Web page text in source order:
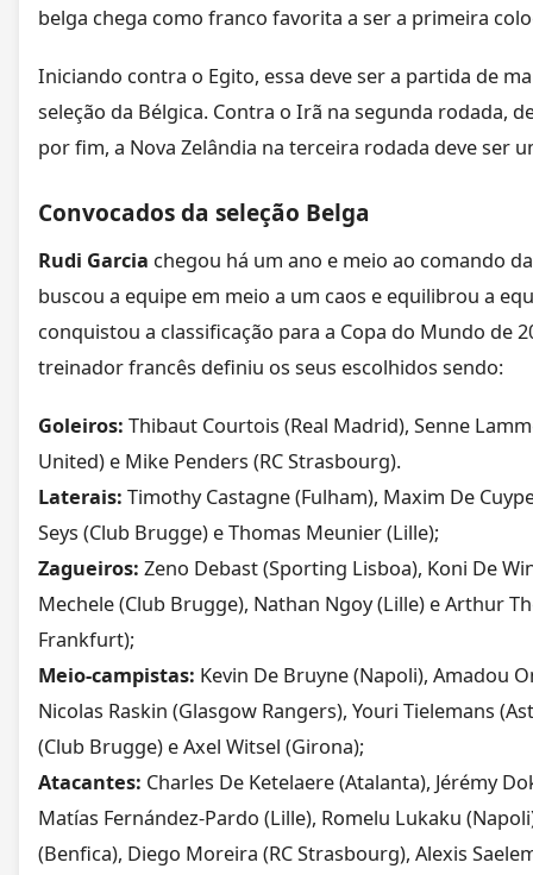
belga chega como franco favorita a ser a primeira
Iniciando contra o Egito, essa deve ser a partida de
seleção da Bélgica. Contra o Irã na segunda rodada,
por fim, a Nova Zelândia na terceira rodada deve ser
Convocados da seleção Belga
Rudi Garcia chegou há um ano e meio ao comando
buscou a equipe em meio a um caos e equilibrou a
conquistou a classificação para a Copa do Mundo de
treinador francês definiu os seus escolhidos sendo:
Goleiros: Thibaut Courtois (Real Madrid), Senne
United) e Mike Penders (RC Strasbourg).
Laterais: Timothy Castagne (Fulham), Maxim De
Seys (Club Brugge) e Thomas Meunier (Lille);
Zagueiros: Zeno Debast (Sporting Lisboa), Koni De
Mechele (Club Brugge), Nathan Ngoy (Lille) e Arthur
Frankfurt);
Meio-campistas: Kevin De Bruyne (Napoli), Amadou
Nicolas Raskin (Glasgow Rangers), Youri Tielemans
(Club Brugge) e Axel Witsel (Girona);
Atacantes: Charles De Ketelaere (Atalanta), Jérémy
Matías Fernández-Pardo (Lille), Romelu Lukaku
(Benfica), Diego Moreira (RC Strasbourg), Alexis